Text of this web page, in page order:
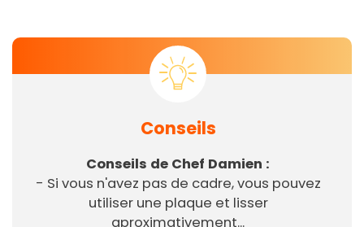
Conseils
Conseils de Chef Damien :
- Si vous n'avez pas de cadre, vous pouvez
utiliser une plaque et lisser
aproximativement...